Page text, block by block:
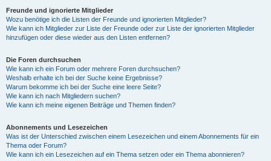
Freunde und ignorierte Mitglieder
Wozu benötige ich die Listen der Freunde und ignorierten Mitglieder?
Wie kann ich Mitglieder zur Liste der Freunde oder zur Liste der ignorierten Mitglieder
hinzufügen oder diese wieder aus den Listen entfernen?
Die Foren durchsuchen
Wie kann ich ein Forum oder mehrere Foren durchsuchen?
Weshalb erhalte ich bei der Suche keine Ergebnisse?
Warum bekomme ich bei der Suche eine leere Seite?
Wie kann ich nach Mitgliedern suchen?
Wie kann ich meine eigenen Beiträge und Themen finden?
Abonnements und Lesezeichen
Was ist der Unterschied zwischen einem Lesezeichen und einem Abonnements für ein
Thema oder Forum?
Wie kann ich ein Lesezeichen auf ein Thema setzen oder ein Thema abonnieren?